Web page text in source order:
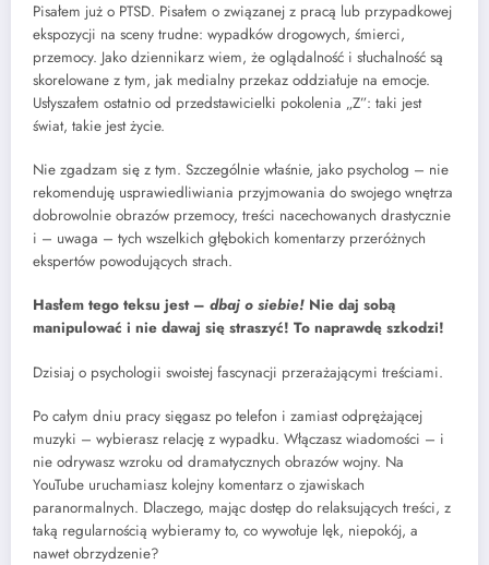
Pisałem już o PTSD. Pisałem o związanej z pracą lub przypadkowej
ekspozycji na sceny trudne: wypadków drogowych, śmierci,
przemocy. Jako dziennikarz wiem, że oglądalność i słuchalność są
skorelowane z tym, jak medialny przekaz oddziałuje na emocje.
Usłyszałem ostatnio od przedstawicielki pokolenia „Z”: taki jest
świat, takie jest życie.
Nie zgadzam się z tym. Szczególnie właśnie, jako psycholog – nie
rekomenduję usprawiedliwiania przyjmowania do swojego wnętrza
dobrowolnie obrazów przemocy, treści nacechowanych drastycznie
i – uwaga – tych wszelkich głębokich komentarzy przeróżnych
ekspertów powodujących strach.
Hasłem tego teksu jest – dbaj o siebie! Nie daj sobą
manipulować i nie dawaj się straszyć! To naprawdę szkodzi!
Dzisiaj o psychologii swoistej fascynacji przerażającymi treściami.
Po całym dniu pracy sięgasz po telefon i zamiast odprężającej
muzyki – wybierasz relację z wypadku. Włączasz wiadomości – i
nie odrywasz wzroku od dramatycznych obrazów wojny. Na
YouTube uruchamiasz kolejny komentarz o zjawiskach
paranormalnych. Dlaczego, mając dostęp do relaksujących treści, z
taką regularnością wybieramy to, co wywołuje lęk, niepokój, a
nawet obrzydzenie?